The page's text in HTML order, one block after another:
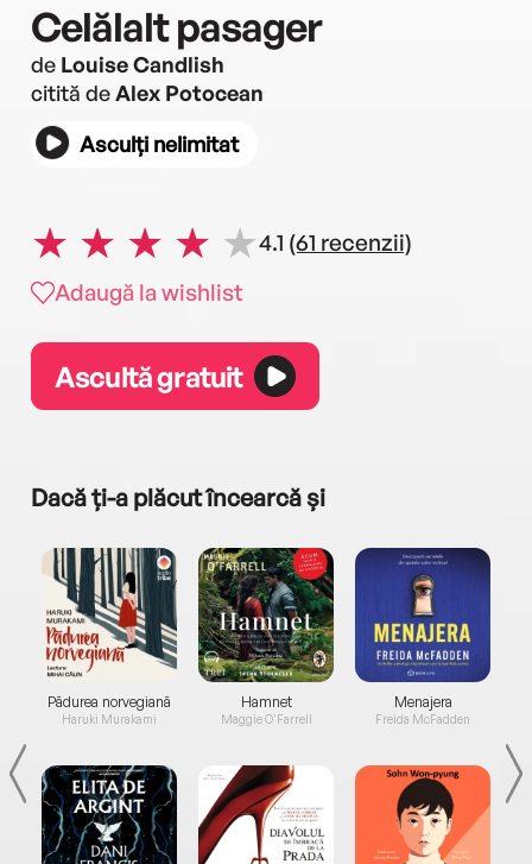
Celălalt pasager
de Louise Candlish
citită deAlex Potocean
Asculți nelimitat
4.1 (61 recenzii)
Adaugă la wishlist
Ascultă gratuit
Dacă ți-a plăcut încearcă și
Pădurea norvegiană
Haruki Murakami
Hamnet
Maggie O'Farrell
Menajera
Freida McFadden